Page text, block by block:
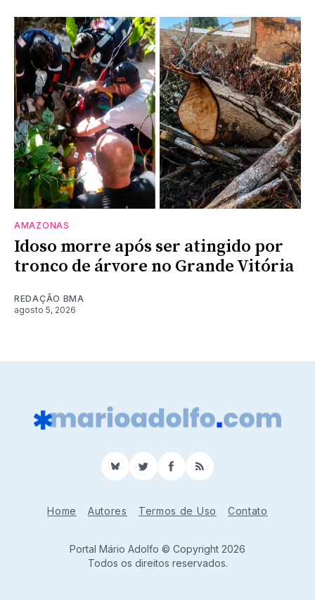
AMAZONAS
Idoso morre após ser atingido por
tronco de árvore no Grande Vitória
REDAÇÃO BMA
agosto 5, 2026
BlueSkyTwitterFacebook
RSS
Home Autores Termos de Uso Contato
Portal Mário Adolfo © Copyright 2026
Todos os direitos reservados.